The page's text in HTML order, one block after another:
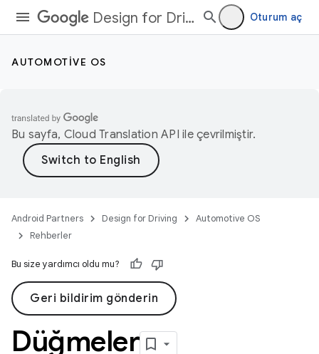
Design for Driving Oturum aç
AUTOMOTIVE OS
Bu sayfa, Cloud Translation API ile çevrilmiştir.
Android Partners Design for Driving
Automotive OS
Rehberler
Bu size yardımcı oldu mu?
Geri bildirim gönderin
Düğmeler